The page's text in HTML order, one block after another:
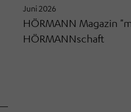
Juni 2026
HÖRMANN Magazin
HÖRMANNschaft